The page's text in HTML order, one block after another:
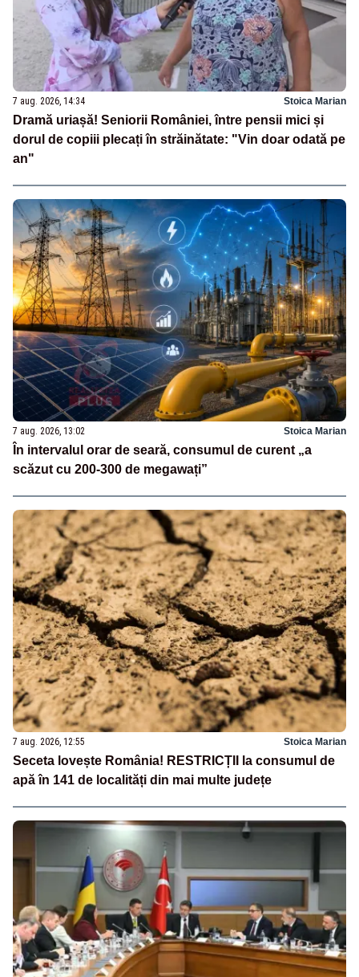
7 aug. 2026, 14:34 Stoica Marian
Dramă uriașă! Seniorii României, între pensii mici și
dorul de copiii plecați în străinătate: "Vin doar odată pe
an"
7 aug. 2026, 13:02 Stoica Marian
În intervalul orar de seară, consumul de curent „a
scăzut cu 200-300 de megawați”
7 aug. 2026, 12:55 Stoica Marian
Seceta lovește România! RESTRICȚII la consumul de
apă în 141 de localități din mai multe județe